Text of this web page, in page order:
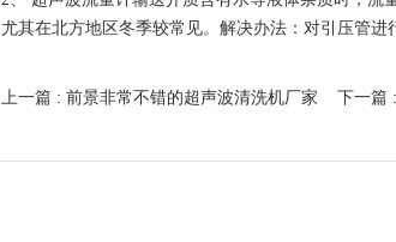
尤其在北方地区冬季较常见。解决办法：对引压管进
上一篇 : 前景非常不错的超声波清洗机厂家 下一篇 :